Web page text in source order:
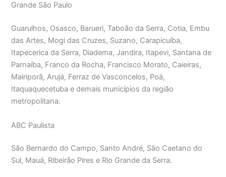
Grande São Paulo
Guarulhos, Osasco, Barueri, Taboão da Serra, Cotia, Embu
das Artes, Mogi das Cruzes, Suzano, Carapicuíba,
Itapecerica da Serra, Diadema, Jandira, Itapevi, Santana de
Parnaíba, Franco da Rocha, Francisco Morato, Caieiras,
Mairiporã, Arujá, Ferraz de Vasconcelos, Poá,
Itaquaquecetuba e demais municípios da região
metropolitana.
ABC Paulista
São Bernardo do Campo, Santo André, São Caetano do
Sul, Mauá, Ribeirão Pires e Rio Grande da Serra.